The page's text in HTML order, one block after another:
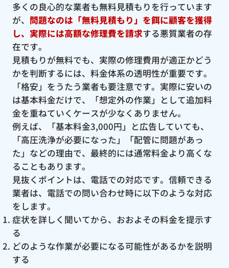
多くの良心的な業者も無料見積もりを行っています
が、 問題なのは「無料見積もり」を餌に顧客を獲得
し、実際には高額な修理費を請求する悪質業者の存
在です。
見積もりが無料でも、実際の修理費用が適正かどう
かを判断するには、料金体系の透明性が重要です。
「格安」をうたう業者も要注意です。実際に安いの
は基本料金だけで、「想定外の作業」として追加料
金を重ねていくケースが少なくありません。
例えば、「基本料金3,000円」と広告していても、
「高圧洗浄が必要になった」「配管に問題があっ
た」などの理由で、最終的には通常料金より高くな
ることもあります。
見抜くポイントは、電話での対応です。信頼できる
業者は、電話での問い合わせ時に以下のような対応
をします。
症状を詳しく聞いてから、おおよその料金を提示す
る
どのような作業が必要になる可能性があるかを説明
する